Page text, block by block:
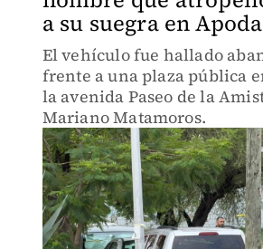
a su suegra en
El vehículo fue hallado
frente a una plaza pública
la avenida Paseo de la
Mariano Matamoros.